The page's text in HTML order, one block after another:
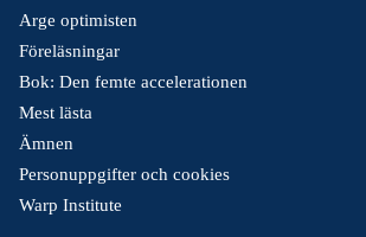
Arge optimisten
Föreläsningar
Bok: Den femte accelerationen
Mest lästa
Ämnen
Personuppgifter och cookies
Warp Institute